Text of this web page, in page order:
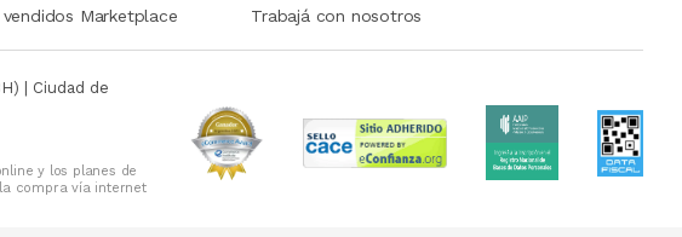
vendidos Marketplace
Trabajá con nosotros
| Ciudad de
y los planes de
compra vía internet